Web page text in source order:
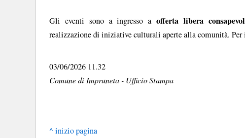
Gli eventi sono a ingresso a offerta libera
realizzazione di iniziative culturali aperte alla comunità.
03/06/2026 11.32
Comune di Impruneta - Ufficio Stampa
^ inizio pagina